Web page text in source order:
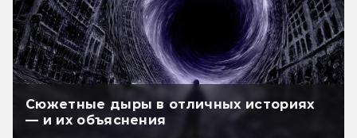
Сюжетные дыры в отличных историях
— и их объяснения